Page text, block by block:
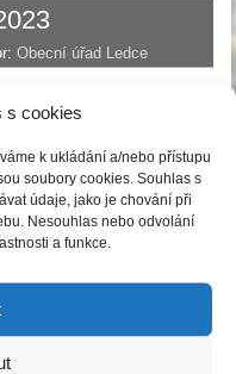
s cookies
k ukládání a/nebo přístupu
soubory cookies. Souhlas s
údaje, jako je chování při
Nesouhlas nebo odvolání
a funkce.
Obecní úřad Ledce
domácím hřišti, kde
proti fotbalistům
Přijďte všichni